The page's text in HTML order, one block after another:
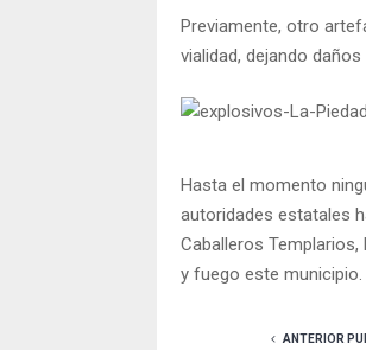
Previamente, otro
vialidad, dejando
Hasta el momento
autoridades estatales
Caballeros
y fuego este municipio.
ANTERIOR